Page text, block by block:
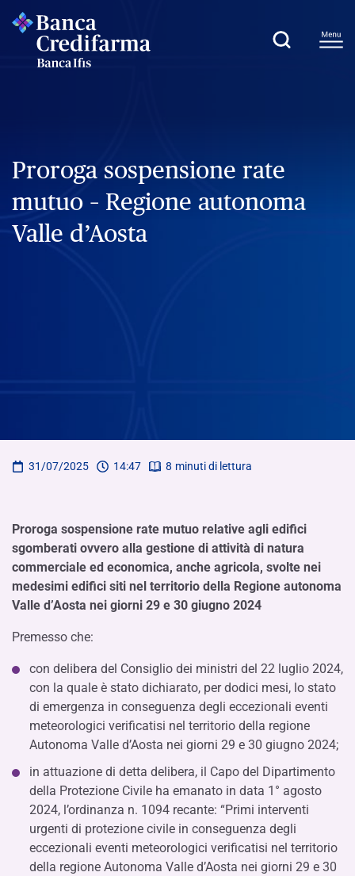
Proroga sospensione rate
mutuo – Regione autonoma
Valle d’Aosta
31/07/2025 14:47 8 minuti di lettura
Proroga sospensione rate mutuo relative agli edifici
sgomberati ovvero alla gestione di attività di natura
commerciale ed economica, anche agricola, svolte nei
medesimi edifici siti nel territorio della Regione autonoma
Valle d’Aosta nei giorni 29 e 30 giugno 2024
Premesso che:
con delibera del Consiglio dei ministri del 22 luglio 2024,
con la quale è stato dichiarato, per dodici mesi, lo stato
di emergenza in conseguenza degli eccezionali eventi
meteorologici verificatisi nel territorio della regione
Autonoma Valle d’Aosta nei giorni 29 e 30 giugno 2024;
in attuazione di detta delibera, il Capo del Dipartimento
della Protezione Civile ha emanato in data 1° agosto
2024, l’ordinanza n. 1094 recante: “Primi interventi
urgenti di protezione civile in conseguenza degli
eccezionali eventi meteorologici verificatisi nel territorio
della regione Autonoma Valle d’Aosta nei giorni 29 e 30